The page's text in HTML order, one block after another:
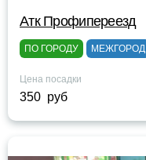
Атк Профипереезд
ПО ГОРОДУ МЕЖГОРОД
Цена посадки
350 руб